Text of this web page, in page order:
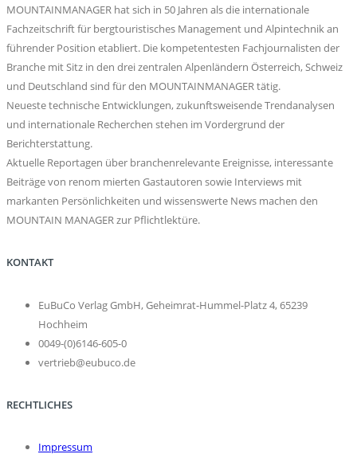
MOUNTAINMANAGER hat sich in 50 Jahren als die internationale
Fachzeitschrift für bergtouristisches Management und Alpintechnik an
führender Position etabliert. Die kompetentesten Fachjournalisten der
Branche mit Sitz in den drei zentralen Alpenländern Österreich, Schweiz
und Deutschland sind für den MOUNTAINMANAGER tätig.
Neueste technische Entwicklungen, zukunftsweisende Trendanalysen
und internationale Recherchen stehen im Vordergrund der
Berichterstattung.
Aktuelle Reportagen über branchenrelevante Ereignisse, interessante
Beiträge von renom mierten Gastautoren sowie Interviews mit
markanten Persönlichkeiten und wissenswerte News machen den
MOUNTAIN MANAGER zur Pflichtlektüre.
KONTAKT
EuBuCo Verlag GmbH, Geheimrat-Hummel-Platz 4, 65239
Hochheim
0049-(0)6146-605-0
vertrieb@eubuco.de
RECHTLICHES
Impressum